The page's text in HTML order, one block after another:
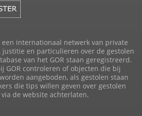
internationaal netwerk van private
justitie en particulieren over de gestolen
van het GOR staan geregistreerd.
GOR controleren of objecten die bij
aangeboden, als gestolen staan
die tips willen geven over gestolen
de website achterlaten.